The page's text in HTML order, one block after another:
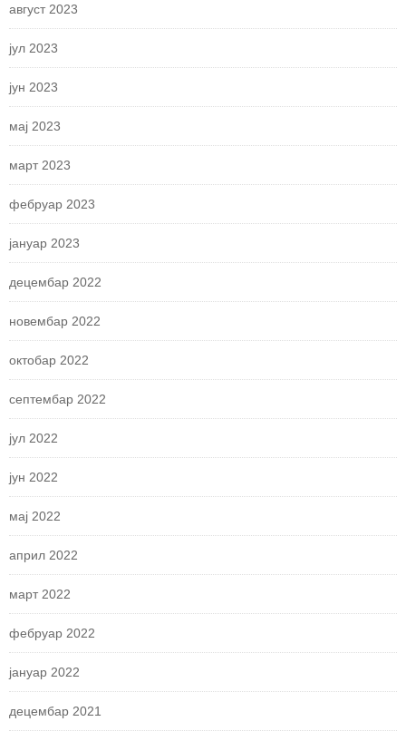
август 2023
јул 2023
јун 2023
мај 2023
март 2023
фебруар 2023
јануар 2023
децембар 2022
новембар 2022
октобар 2022
септембар 2022
јул 2022
јун 2022
мај 2022
април 2022
март 2022
фебруар 2022
јануар 2022
децембар 2021